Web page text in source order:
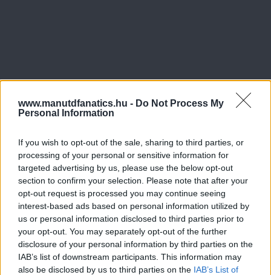
www.manutdfanatics.hu - Do Not Process My
Personal Information
If you wish to opt-out of the sale, sharing to third parties, or
processing of your personal or sensitive information for
targeted advertising by us, please use the below opt-out
section to confirm your selection. Please note that after your
opt-out request is processed you may continue seeing
interest-based ads based on personal information utilized by
us or personal information disclosed to third parties prior to
your opt-out. You may separately opt-out of the further
disclosure of your personal information by third parties on the
IAB’s list of downstream participants. This information may
also be disclosed by us to third parties on the IAB’s List of